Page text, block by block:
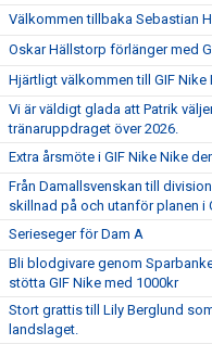
Välkommen tillbaka Sebastian
Oskar Hällstorp förlänger med
Hjärtligt välkommen till GIF Nike
Vi är väldigt glada att Patrik
tränaruppdraget över 2026.
Extra årsmöte i GIF Nike Nike
Från Damallsvenskan till
skillnad på och utanför planen i
Serieseger för Dam A
Bli blodgivare genom
stötta GIF Nike med 1000kr
Stort grattis till Lily Berglund
landslaget.